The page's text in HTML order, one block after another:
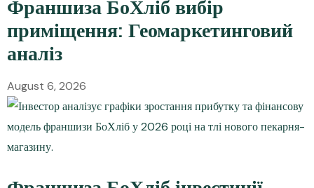
Франшиза БоХліб вибір
приміщення: Геомаркетинговий
аналіз
August 6, 2026